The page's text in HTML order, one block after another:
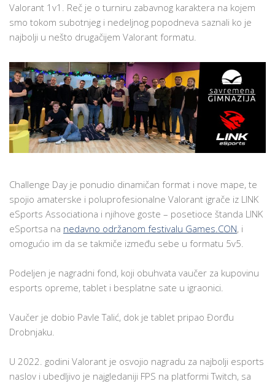
Valorant 1v1. Reč je o turniru zabavnog karaktera na kojem
smo tokom subotnjeg i nedeljnog popodneva saznali ko je
najbolji u nešto drugačijem Valorant formatu.
Challenge Day je ponudio dinamičan format i nove mape, te
spojio amaterske i poluprofesionalne Valorant igrače iz LINK
eSports Associationa i njihove goste – posetioce štanda LINK
eSportsa na nedavno održanom festivalu Games.CON, i
omogućio im da se takmiče između sebe u formatu 5v5.
Podeljen je nagradni fond, koji obuhvata vaučer za kupovinu
esports opreme, tablet i besplatne sate u igraonici.
Vaučer je dobio Pavle Talić, dok je tablet pripao Đorđu
Drobnjaku.
U 2022. godini Valorant je osvojio nagradu za najbolji esports
naslov i ubedljivo je najgledaniji FPS na platformi Twitch, sa